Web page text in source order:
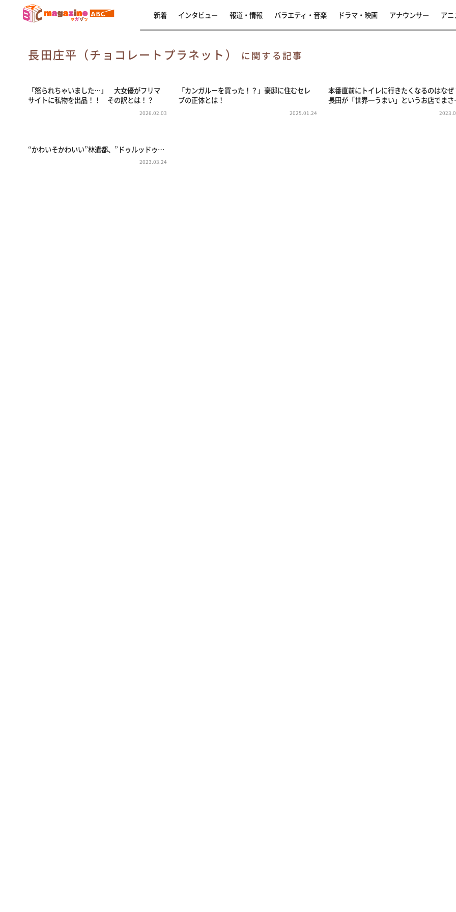
新着 インタビュー 報道・情報 バラエティ・音楽 ドラマ・映画 アナウンサー アニ
長田庄平（チョコレートプラネット） に関する記事
「怒られちゃいました…」 大女優がフリマ
サイトに私物を出品！！ その訳とは！？
2026.02.03
「カンガルーを買った！？」豪邸に住むセレ
ブの正体とは！
2025.01.24
本番直前にトイレに行きたくなるのはなぜ
長田が「世界一うまい」というお店でま
“かわいそかわいい”林遣都、”ドゥルッドゥ…
2023.03.24